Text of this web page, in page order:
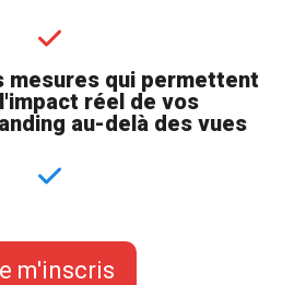
mesures qui permettent
réel de vos
au-delà des vues
m'inscris